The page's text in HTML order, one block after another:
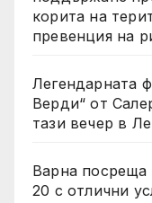
корита на
превенция на
Легендарната
Верди“ от
тази вечер в
Варна посреща
20 с отлични